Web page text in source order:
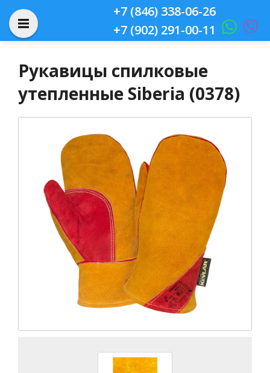
+7 (846) 338-06-26
+7 (902) 291-00-11
Рукавицы спилковые
утепленные Siberia (0378)